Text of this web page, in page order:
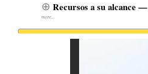
Recursos a su alcance —